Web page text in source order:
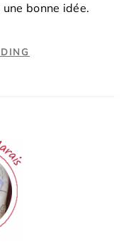
bonne idée.